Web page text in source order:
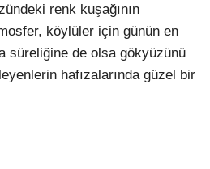
renk kuşağının
köylüler için günün en
süreliğine de olsa gökyüzünü
hafızalarında güzel bir